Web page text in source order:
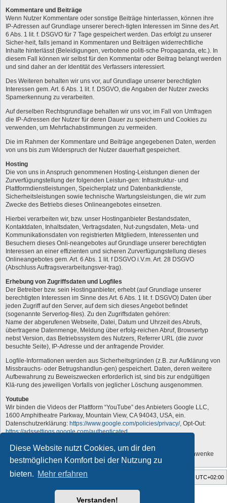
Diese Website nutzt Cookies, um dir den
bestmöglichen Komfort bei der Nutzung zu
bieten. Mehr erfahren
Verstanden!
Kommentare und Beiträge
Wenn Nutzer Kommentare oder sonstige Beiträge hinterlassen, können ihre
IP-Adressen auf Grundlage unserer berech-tigten Interessen im Sinne des Art.
6 Abs. 1 lit. f. DSGVO für 7 Tage gespeichert werden. Das erfolgt zu unserer
Sicher-heit, falls jemand in Kommentaren und Beiträgen widerrechtliche
Inhalte hinterlässt (Beleidigungen, verbotene politi-sche Propaganda, etc.). In
diesem Fall können wir selbst für den Kommentar oder Beitrag belangt werden
und sind daher an der Identität des Verfassers interessiert.
Des Weiteren behalten wir uns vor, auf Grundlage unserer berechtigten
Interessen gem. Art. 6 Abs. 1 lit. f. DSGVO, die Angaben der Nutzer zwecks
Spamerkennung zu verarbeiten.
Auf derselben Rechtsgrundlage behalten wir uns vor, im Fall von Umfragen
die IP-Adressen der Nutzer für deren Dauer zu speichern und Cookies zu
verwenden, um Mehrfachabstimmungen zu vermeiden.
Die im Rahmen der Kommentare und Beiträge angegebenen Daten, werden
von uns bis zum Widerspruch der Nutzer dauerhaft gespeichert.
Hosting
Die von uns in Anspruch genommenen Hosting-Leistungen dienen der
Zurverfügungstellung der folgenden Leistun-gen: Infrastruktur- und
Plattformdienstleistungen, Speicherplatz und Datenbankdienste,
Sicherheitsleistungen sowie technische Wartungsleistungen, die wir zum
Zwecke des Betriebs dieses Onlineangebotes einsetzen.
Hierbei verarbeiten wir, bzw. unser Hostinganbieter Bestandsdaten,
Kontaktdaten, Inhaltsdaten, Vertragsdaten, Nut-zungsdaten, Meta- und
Kommunikationsdaten von registrierten Mitgliedern, Interessenten und
Besuchern dieses Onli-neangebotes auf Grundlage unserer berechtigten
Interessen an einer effizienten und sicheren Zurverfügungstellung dieses
Onlineangebotes gem. Art. 6 Abs. 1 lit. f DSGVO i.V.m. Art. 28 DSGVO
(Abschluss Auftragsverarbeitungsver-trag).
Erhebung von Zugriffsdaten und Logfiles
Der Betreiber bzw. sein Hostinganbieter, erhebt (auf Grundlage unserer
berechtigten Interessen im Sinne des Art. 6 Abs. 1 lit. f. DSGVO) Daten über
jeden Zugriff auf den Server, auf dem sich dieses Angebot befindet
(sogenannte Serverlog-files). Zu den Zugriffsdaten gehören:
Name der abgerufenen Webseite, Datei, Datum und Uhrzeit des Abrufs,
übertragene Datenmenge, Meldung über erfolg-reichen Abruf, Browsertyp
nebst Version, das Betriebssystem des Nutzers, Referrer URL (die zuvor
besuchte Seite), IP-Adresse und der anfragende Provider.
Logfile-Informationen werden aus Sicherheitsgründen (z.B. zur Aufklärung von
Missbrauchs- oder Betrugshandlun-gen) gespeichert. Daten, deren weitere
Aufbewahrung zu Beweiszwecken erforderlich ist, sind bis zur endgültigen
Klä-rung des jeweiligen Vorfalls von jeglicher Löschung ausgenommen.
Youtube
Wir binden die Videos der Plattform “YouTube” des Anbieters Google LLC,
1600 Amphitheatre Parkway, Mountain View, CA 94043, USA, ein.
Datenschutzerklärung: https://www.google.com/policies/privacy/, Opt-Out:
https://adssettings.google.com/authenticated.
„Vom Administrator angepasst“
Quelle: Erstellt mit Datenschutz-Generator.de von RA Dr. Thomas Schwenke
Foren-Übersicht UTC+02:00
forum tricolor tv
Powered byphpBB® Forum Software © phpBB Limited